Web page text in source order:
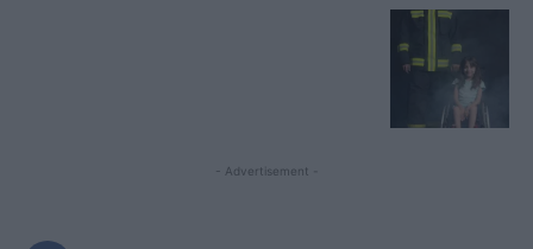
- Advertisement -